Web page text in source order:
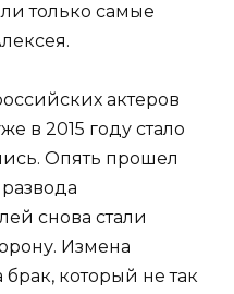
только самые
актеров
в 2015 году стало
Опять прошел
снова стали
Измена
который не так